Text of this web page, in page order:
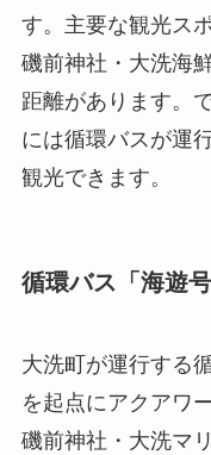
す。主要な観光ス
磯前神社・大洗海
距離があります。
には循環バスが運
観光できます。
循環バス「海遊
大洗町が運行する
を起点にアクアワ
磯前神社・大洗マ